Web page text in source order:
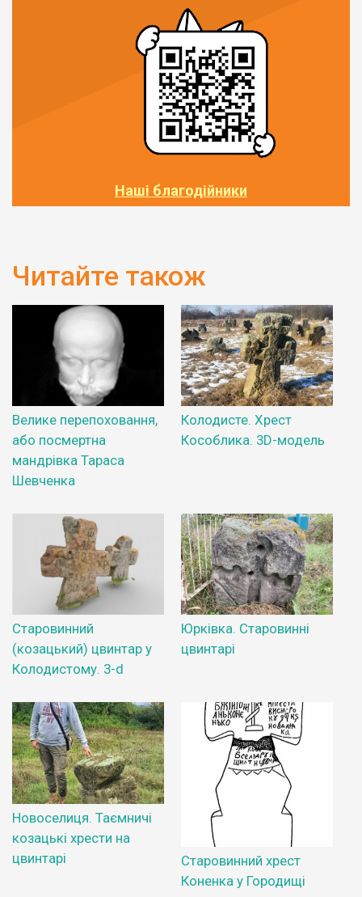
Наші благодійники
Читайте також
Велике перепоховання,
або посмертна
мандрівка Тараса
Шевченка
Колодисте. Хрест
Кособлика. 3D-модель
Старовинний
(козацький) цвинтар у
Колодистому. 3-d
Юрківка. Старовинні
цвинтарі
Новоселиця. Таємничі
козацькі хрести на
цвинтарі
Старовинний хрест
Коненка у Городищі